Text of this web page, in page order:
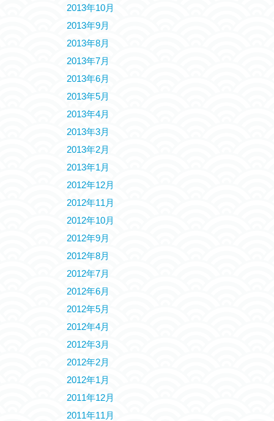
2013年10月
2013年9月
2013年8月
2013年7月
2013年6月
2013年5月
2013年4月
2013年3月
2013年2月
2013年1月
2012年12月
2012年11月
2012年10月
2012年9月
2012年8月
2012年7月
2012年6月
2012年5月
2012年4月
2012年3月
2012年2月
2012年1月
2011年12月
2011年11月